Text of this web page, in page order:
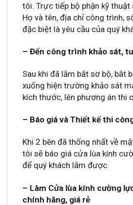
tôi. Trực tiếp bộ phận kỹ
Họ và tên, địa chỉ công trình,
đặc biệt là yêu cầu của quý
– Đến công trình khảo sát,
Sau khi đã lắm bắt sơ bộ, bắt
xuống hiện trường khảo sát
kích thước, lên phương án thi
– Báo giá và Thiết kế thi
Khi 2 bên đã thống nhất về
tôi sẽ báo giá cửa lùa kính
để quý khách lắm được
– Làm Cửa lùa kính cường
chính hãng, giá rẻ